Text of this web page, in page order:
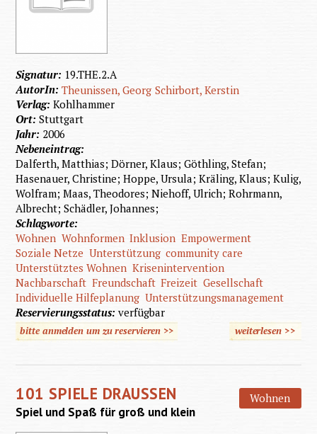
Signatur: 19.THE.2.A
AutorIn:Theunissen, Georg Schirbort, Kerstin
Verlag:Kohlhammer
Ort:Stuttgart
Jahr: 2006
Nebeneintrag:
Dalferth, Matthias; Dörner, Klaus; Göthling, Stefan;
Hasenauer, Christine; Hoppe, Ursula; Kräling, Klaus; Kulig,
Wolfram; Maas, Theodores; Niehoff, Ulrich; Rohrmann,
Albrecht; Schädler, Johannes;
Schlagworte:
Wohnen Wohnformen Inklusion Empowerment
Soziale Netze Unterstützung community care
Unterstütztes Wohnen Krisenintervention
Nachbarschaft Freundschaft Freizeit Gesellschaft
Individuelle Hilfeplanung Unterstützungsmanagement
Reservierungsstatus:verfügbar
bitte anmelden um zu reservieren >> weiterlesen>>
101 SPIELE DRAUSSEN Wohnen
Spiel und Spaß für groß und klein